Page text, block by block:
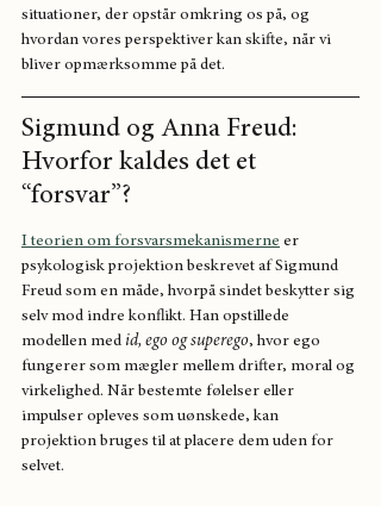
situationer, der opstår omkring os på, og
hvordan vores perspektiver kan skifte, når vi
bliver opmærksomme på det.
Sigmund og Anna Freud:
Hvorfor kaldes det et
“forsvar”?
I teorien om forsvarsmekanismerne er
psykologisk projektion beskrevet af Sigmund
Freud som en måde, hvorpå sindet beskytter sig
selv mod indre konflikt. Han opstillede
modellen med id, ego og superego, hvor ego
fungerer som mægler mellem drifter, moral og
virkelighed. Når bestemte følelser eller
impulser opleves som uønskede, kan
projektion bruges til at placere dem uden for
selvet.